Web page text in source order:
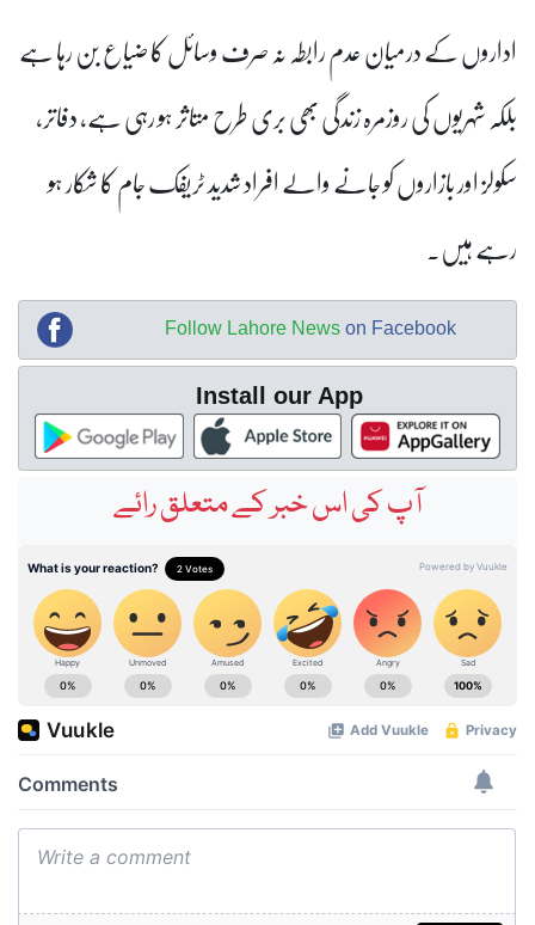
اداروں کے درمیان عدم رابطہ نہ صرف وسائل کا ضیاع بن رہا ہے
بلکہ شہریوں کی روزمرہ زندگی بھی بری طرح متاثر ہو رہی ہے، دفاتر،
سکولز اور بازاروں کو جانے والے افراد شدید ٹریفک جام کا شکار ہو
رہے ہیں۔
Follow Lahore News on Facebook
Install our App
آپ کی اس خبر کے متعلق رائے